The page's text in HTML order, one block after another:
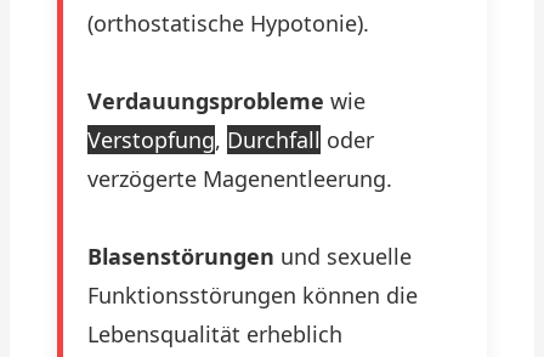
(orthostatische Hypotonie).
Verdauungsprobleme wie
Verstopfung, Durchfall oder
verzögerte Magenentleerung.
Blasenstörungen und sexuelle
Funktionsstörungen können die
Lebensqualität erheblich